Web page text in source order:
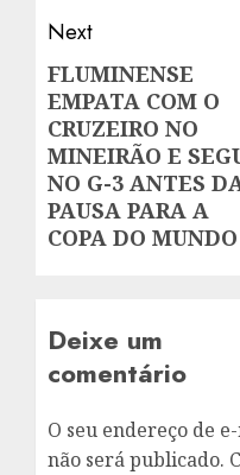
Next
Next
post:
FLUMINENSE
EMPATA COM O
CRUZEIRO NO
MINEIRÃO E
NO G-3 ANTES
PAUSA PARA A
COPA DO MUNDO
Deixe um
comentário
O seu endereço de
não será publicado.